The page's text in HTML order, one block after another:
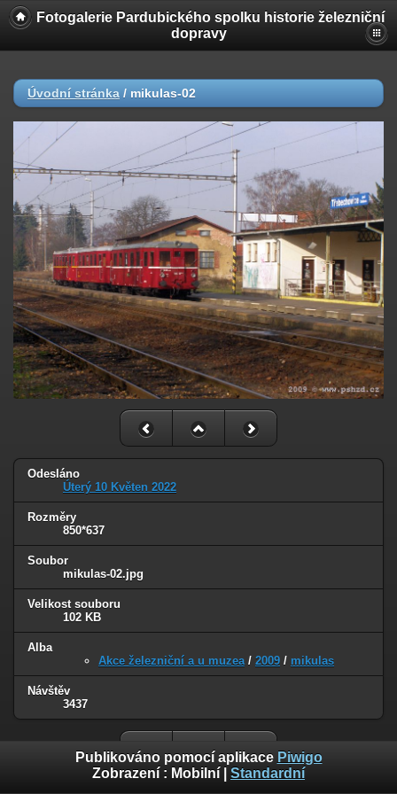
Fotogalerie Pardubického spolku historie železniční
dopravy
Úvodní stránka / mikulas-02
Odesláno
Úterý 10 Květen 2022
Rozměry
850*637
Soubor
mikulas-02.jpg
Velikost souboru
102 KB
Alba
Akce železniční a u muzea / 2009 / mikulas
Návštěv
3437
Publikováno pomocí aplikace Piwigo
Zobrazení : Mobilní Standardní